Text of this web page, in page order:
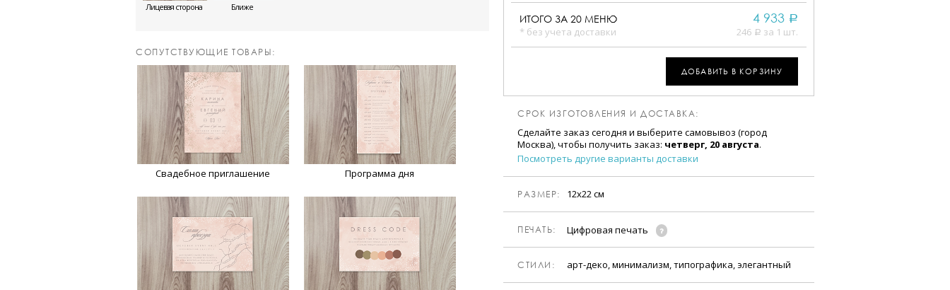
Лицевая сторона Ближе
CОПУТСТВУЮЩИЕ ТОВАРЫ:
Свадебное приглашение Программа дня
ИТОГО ЗА 20 МЕНЮ
* без учета доставки
4 933 a
246 a за 1 шт.
ДОБАВИТЬ В КОРЗИНУ
СРОК ИЗГОТОВЛЕНИЯ И ДОСТАВКА:
Сделайте заказ сегодня и выберите самовывоз (город
Москва), чтобы получить заказ: четверг, 20 августа.
Посмотреть другие варианты доставки
РАЗМЕР: 12х22 см
ПЕЧАТЬ: Цифровая печать
CТИЛИ: арт-деко, минимализм, типографика, элегантный